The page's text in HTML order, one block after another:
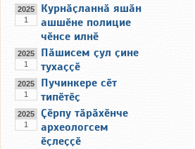
2025
1
Курнӑҫланнӑ яшӑн
ашшӗне полицие
чӗнсе илнӗ
2025
1
Пӑшисем ҫул ҫине
тухаҫҫӗ
2025
1
Пучинкере сӗт
типӗтӗҫ
2025
1
Ҫӗрпу тӑрӑхӗнче
археологсем
ӗҫлеҫҫӗ